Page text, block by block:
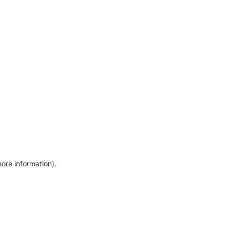
information).